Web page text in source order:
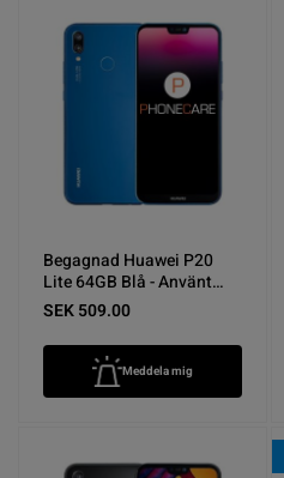
Begagnad Huawei P20
Lite 64GB Blå - Använt
skick
SEK 509.00
Meddela mig